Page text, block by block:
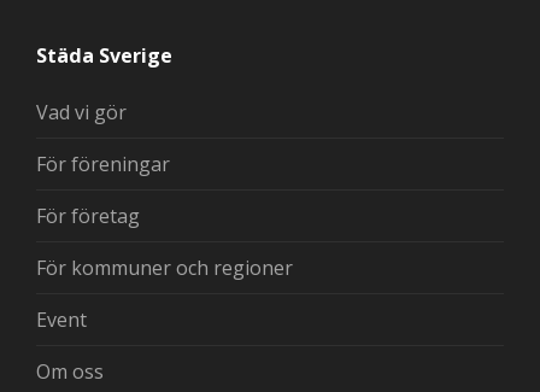
Städa Sverige
Vad vi gör
För föreningar
För företag
För kommuner och regioner
Event
Om oss